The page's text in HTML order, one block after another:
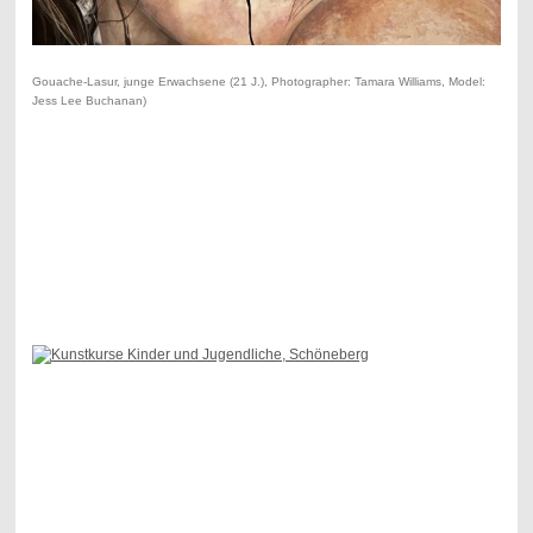
Gouache-Lasur, junge Erwachsene (21 J.), Photographer: Tamara Williams, Model:
Jess Lee Buchanan)